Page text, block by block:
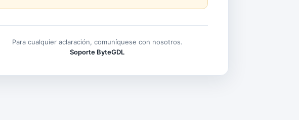
Para cualquier aclaración, comuníquese con nosotros.
Soporte ByteGDL